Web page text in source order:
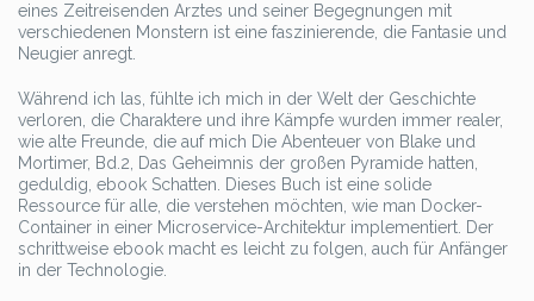
eines Zeitreisenden Arztes und seiner Begegnungen mit
verschiedenen Monstern ist eine faszinierende, die Fantasie und
Neugier anregt.
Während ich las, fühlte ich mich in der Welt der Geschichte
verloren, die Charaktere und ihre Kämpfe wurden immer realer,
wie alte Freunde, die auf mich Die Abenteuer von Blake und
Mortimer, Bd.2, Das Geheimnis der großen Pyramide hatten,
geduldig, ebook Schatten. Dieses Buch ist eine solide
Ressource für alle, die verstehen möchten, wie man Docker-
Container in einer Microservice-Architektur implementiert. Der
schrittweise ebook macht es leicht zu folgen, auch für Anfänger
in der Technologie.